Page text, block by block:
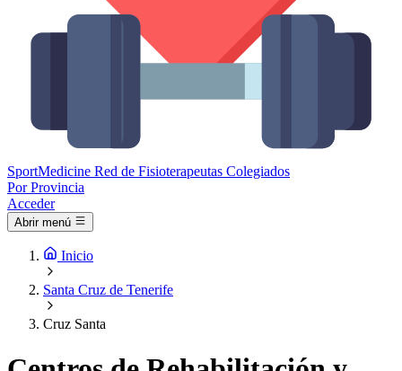
SportMedicine Red de Fisioterapeutas Colegiados
Por Provincia
Acceder
Abrir menú
Inicio
Santa Cruz de Tenerife
Cruz Santa